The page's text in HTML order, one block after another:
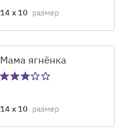
14 x 10 размер
Мама ягнёнка
14 x 10 размер